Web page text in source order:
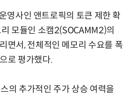
영사인 앤트로픽의 토큰 제한 확
모듈인 소캠2(SOCAMM2)의
면서, 전체적인 메모리 수요를 폭
로 평가했다.
의 추가적인 주가 상승 여력을